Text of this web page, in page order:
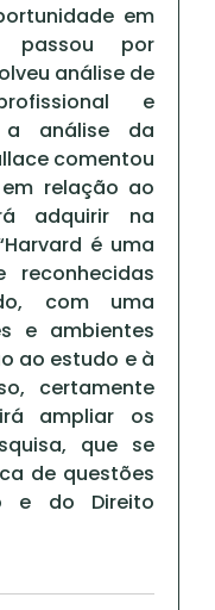
em
passou por
análise de
e
a análise da
comentou
relação ao
adquirir na
é uma
com uma
e ambientes
ao estudo e à
certamente
ampliar os
que se
de questões
e do Direito